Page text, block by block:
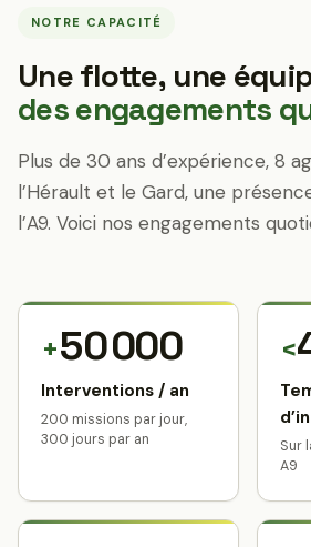
NOTRE CAPACITÉ
Une flotte, une
des engagements
Plus de 30 ans d’expérience, 8
l’Hérault et le Gard, une
l’A9. Voici nos engagements
+50 000
Interventions / an
200 missions par jour,
300 jours par an
<
Sur
A9